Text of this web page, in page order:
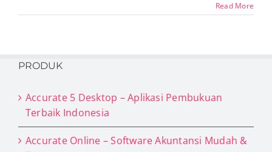
Read More
PRODUK
Accurate 5 Desktop – Aplikasi Pembukuan
Terbaik Indonesia
Accurate Online – Software Akuntansi Mudah &